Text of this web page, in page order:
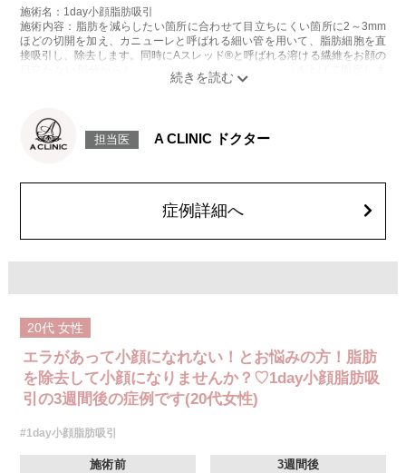
施術名：1day小顔脂肪吸引
施術内容：脂肪を減らしたい箇所に合わせて目立ちにくい箇所に2～3mm
ほどの切開を加え、カニューレと呼ばれる細い管を用いて、脂肪細胞を直
接吸引し、除去します。同時にAスレッド®と呼ばれる溶ける繊維をお顔の
目立たない部分から皮下へ挿入し、皮膚を内側から引き上げて固定しま
感などが術後一時的に生じることがございます。また、稀に貧血、細菌感
染症、左右差、施術箇所の知覚鈍麻、ぼこつき、硬結、瘢痕化、色素沈
顔の脂肪吸引箇所の追加 1ヶ所ごと+162,800円(税込)
オプション：笑気麻酔 3,300円(税込)
担当医 A CLINIC ドクター
症例詳細へ
20代 女性
エラがあって小顔になれない！とお悩みの方！脂肪
を除去して小顔になりませんか？♡1day小顔脂肪吸
引の3週間後の症例です(20代女性)
#1day小顔脂肪吸引
施術前 3週間後